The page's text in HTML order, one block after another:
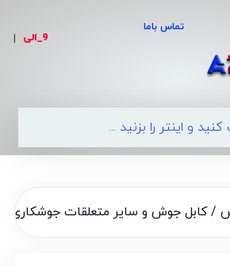
تماس باما
099
|
/کابل جوش و سایر متعلقات جوشکاری